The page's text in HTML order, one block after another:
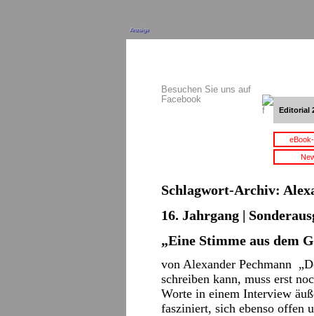
Anzeige
Besuchen Sie uns auf
Facebook
Editorial
Schlagwort-Archiv:
16. Jahrgang |
„Eine Stimme aus dem
von Alexander Pechmann
schreiben kann, muss erst
Worte in einem Interview
fasziniert, sich ebenso